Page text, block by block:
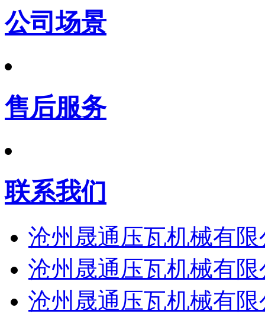
公司场景
售后服务
联系我们
沧州晟通压瓦机械有限
沧州晟通压瓦机械有限
沧州晟通压瓦机械有限